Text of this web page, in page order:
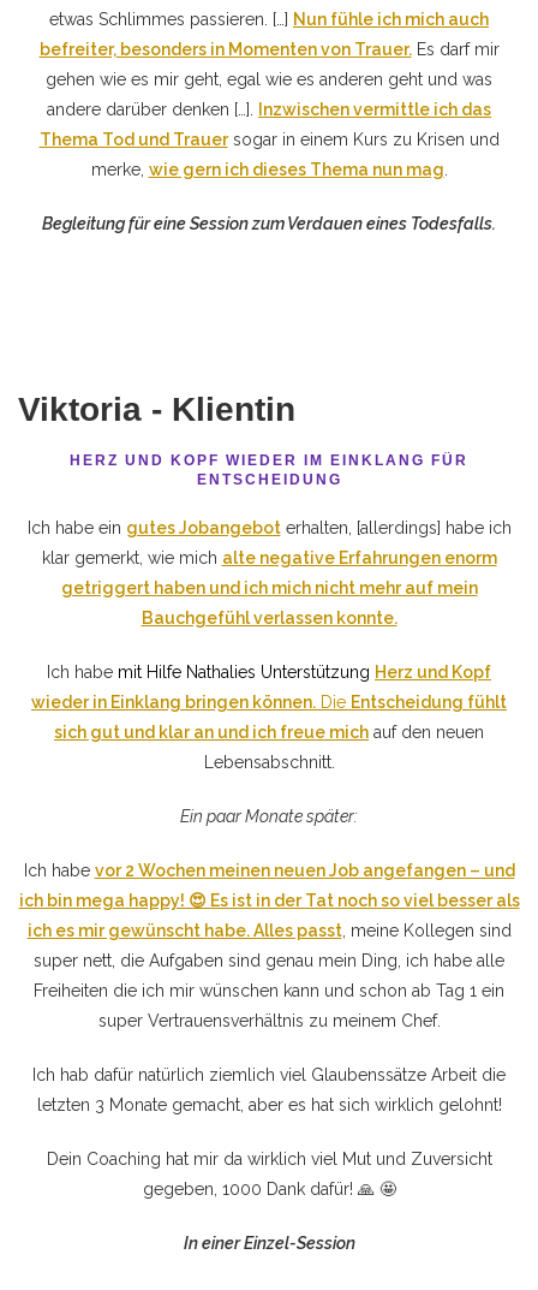
etwas Schlimmes passieren. […] Nun fühle ich mich auch
befreiter, besonders in Momenten von Trauer.Es darf mir
gehen wie es mir geht, egal wie es anderen geht und was
andere darüber denken […].
Inzwischen vermittle ich das
Thema Tod und Trauersogar in einem Kurs zu Krisen und
merke, wie gern ich dieses Thema nun mag
Begleitung für eine Session zum Verdauen eines Todesfalls.
Viktoria - Klientin
HERZ UND KOPF WIEDER IM EINKLANG FÜR
ENTSCHEIDUNG
Ich habe ein gutes Jobangeboterhalten, [allerdings] habe ich
klar gemerkt, wie mich alte negative Erfahrungen enorm
getriggert haben und ich mich nicht mehr auf mein
Bauchgefühl verlassen konnte.
Ich habe mit Hilfe Nathalies Unterstützung Herz und Kopf
wieder in Einklang bringen können. Die Entscheidung fühlt
sich gut und klar an und ich freue mich auf den neuen
Lebensabschnitt.
Ein paar Monate später:
Ich habe vor 2 Wochen meinen neuen Job angefangen – und
ich bin mega happy! 😍 Es ist in der Tat noch so viel besser als
ich es mir gewünscht habe. Alles passt, meine Kollegen sind
super nett, die Aufgaben sind genau mein Ding, ich habe alle
Freiheiten die ich mir wünschen kann und schon ab Tag 1 ein
super Vertrauensverhältnis zu meinem Chef.
Ich hab dafür natürlich ziemlich viel Glaubenssätze Arbeit die
letzten 3 Monate gemacht, aber es hat sich wirklich gelohnt!
Dein Coaching hat mir da wirklich viel Mut und Zuversicht
gegeben, 1000 Dank dafür! 🙏 🤩
In einer Einzel-Session